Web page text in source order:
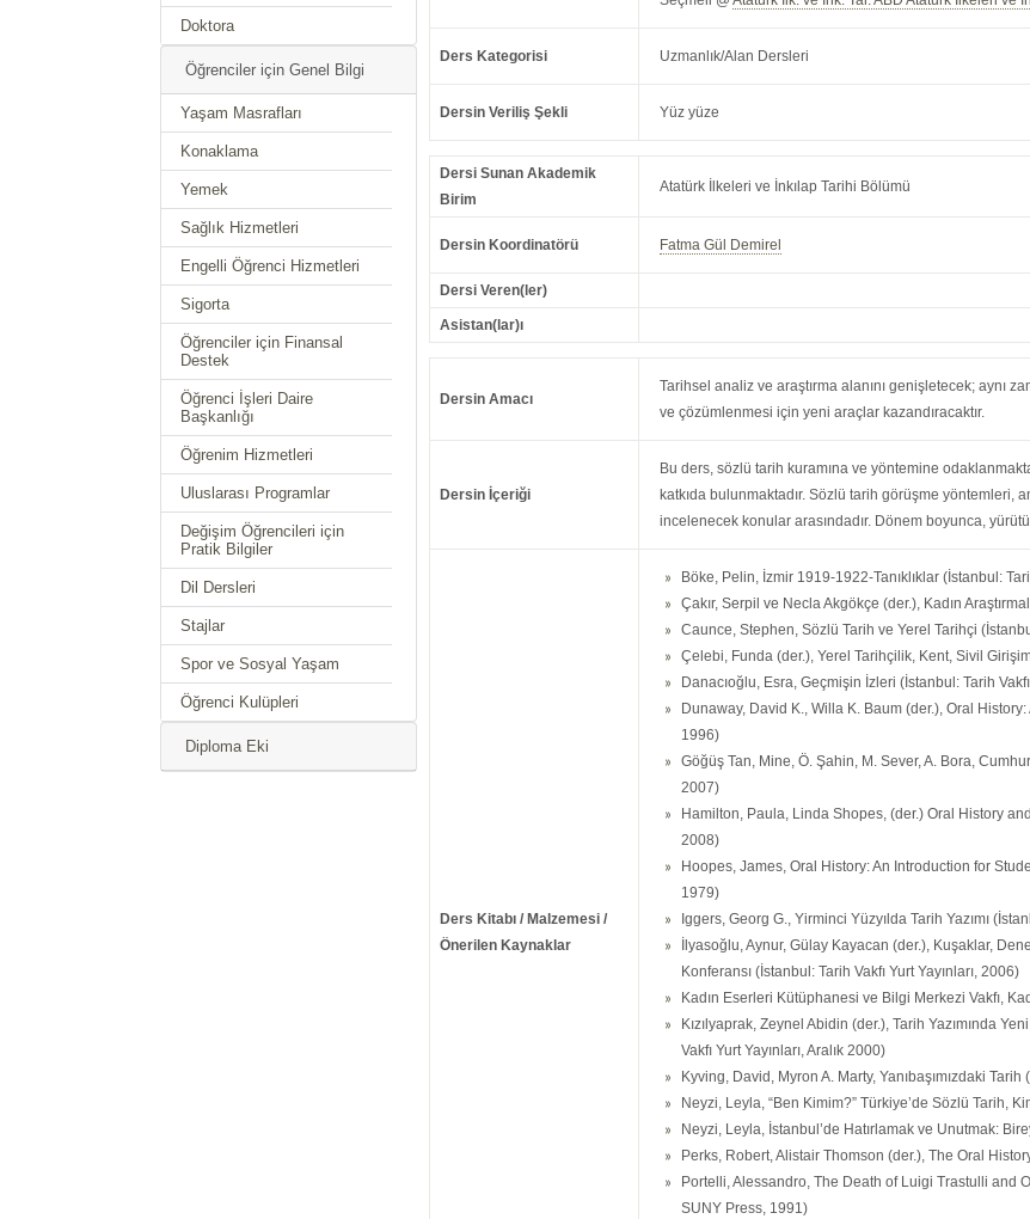
Doktora
Öğrenciler için Genel Bilgi
Yaşam Masrafları
Konaklama
Yemek
Sağlık Hizmetleri
Engelli Öğrenci Hizmetleri
Sigorta
Öğrenciler için Finansal
Destek
Öğrenci İşleri Daire
Başkanlığı
Öğrenim Hizmetleri
Uluslarası Programlar
Değişim Öğrencileri için
Pratik Bilgiler
Dil Dersleri
Stajlar
Spor ve Sosyal Yaşam
Öğrenci Kulüpleri
Diploma Eki
Ders Kategorisi Uzmanlık/Alan Dersleri
Dersin Veriliş Şekli Yüz yüze
Dersi Sunan Akademik
Birim
Atatürk İlkeleri ve İnkılap Tarihi Bölümü
Dersin Koordinatörü Fatma Gül Demirel
Dersi Veren(ler)
Asistan(lar)ı
Dersin Amacı
Tarihsel analiz ve araştırma alanını genişletecek; aynı
ve çözümlenmesi için yeni araçlar kazandıracaktır.
Dersin İçeriği
Bu ders, sözlü tarih kuramına ve yöntemine
katkıda bulunmaktadır. Sözlü tarih görüşme yöntemleri,
incelenecek konular arasındadır. Dönem boyunca,
Ders Kitabı / Malzemesi /
Önerilen Kaynaklar
Böke, Pelin, İzmir 1919-1922-Tanıklıklar (İstanbul:
Çakır, Serpil ve Necla Akgökçe (der.), Kadın
Caunce, Stephen, Sözlü Tarih ve Yerel Tarihçi
Çelebi, Funda (der.), Yerel Tarihçilik, Kent, Sivil
Danacıoğlu, Esra, Geçmişin İzleri (İstanbul: Tarih
Dunaway, David K., Willa K. Baum (der.), Oral
1996)
Göğüş Tan, Mine, Ö. Şahin, M. Sever, A. Bora,
2007)
Hamilton, Paula, Linda Shopes, (der.) Oral History
2008)
Hoopes, James, Oral History: An Introduction for
1979)
Iggers, Georg G., Yirminci Yüzyılda Tarih Yazımı
İlyasoğlu, Aynur, Gülay Kayacan (der.), Kuşaklar,
Konferansı (İstanbul: Tarih Vakfı Yurt Yayınları, 2006)
Kadın Eserleri Kütüphanesi ve Bilgi Merkezi Vakfı,
Kızılyaprak, Zeynel Abidin (der.), Tarih Yazımında
Vakfı Yurt Yayınları, Aralık 2000)
Kyving, David, Myron A. Marty, Yanıbaşımızdaki Tarih
Neyzi, Leyla, “Ben Kimim?” Türkiye’de Sözlü Tarih,
Neyzi, Leyla, İstanbul’de Hatırlamak ve Unutmak:
Perks, Robert, Alistair Thomson (der.), The Oral
Portelli, Alessandro, The Death of Luigi Trastulli and
SUNY Press, 1991)